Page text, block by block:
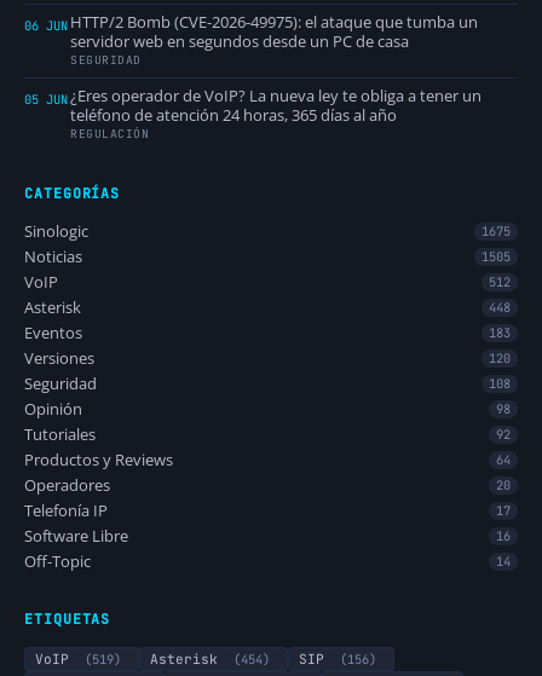
06 JUN HTTP/2 Bomb (CVE-2026-49975): el ataque que tumba un
servidor web en segundos desde un PC de casa
SEGURIDAD
05 JUN¿Eres operador de VoIP? La nueva ley te obliga a tener un
teléfono de atención 24 horas, 365 días al año
REGULACIÓN
CATEGORÍAS
Sinologic 1675
Noticias 1505
VoIP 512
Asterisk 448
Eventos 183
Versiones 120
Seguridad 108
Opinión 98
Tutoriales 92
Productos y Reviews 64
Operadores 20
Telefonía IP 17
Software Libre 16
Off-Topic 14
ETIQUETAS
VoIP (519) Asterisk (454) SIP
(156)